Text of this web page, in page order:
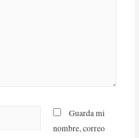
Guarda mi
nombre, correo